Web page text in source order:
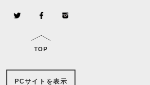
TOP
PCサイトを表示